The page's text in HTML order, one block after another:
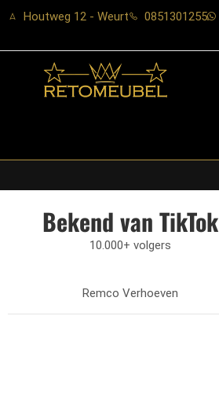
Houtweg 12 - Weurt 0851301255
Bekend van TikTok
10.000+ volgers
Remco Verhoeven